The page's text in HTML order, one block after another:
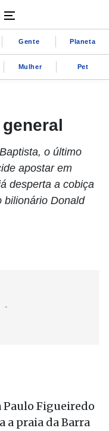
Gente Planeta
Mulher Pet
o último
apostar em
desperta a cobiça
bilionário Donald
Figueiredo
a praia da Barra